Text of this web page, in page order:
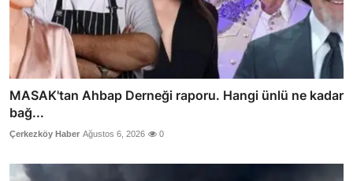
MASAK'tan Ahbap Derneği raporu. Hangi ünlü ne kadar
bağ...
Çerkezköy Haber Ağustos 6, 2026 0